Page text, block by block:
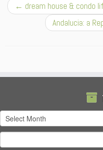
← dream house & condo
Andalucia: a
Treasures
for: